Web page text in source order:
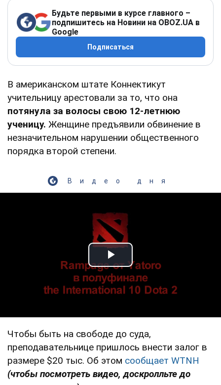
Будьте первыми в курсе главного –
подпишитесь на Новини на OBOZ.UA в
Google
Подписаться
В американском штате Коннектикут
учительницу арестовали за то, что она
потянула за волосы свою 12-летнюю
ученицу. Женщине предъявили обвинение в
незначительном нарушении общественного
порядка второй степени.
Видео дня
Play Video
Чтобы быть на свободе до суда,
преподавательнице пришлось внести залог в
размере $20 тыс. Об этом сообщает WTNH
(чтобы посмотреть видео, доскролльте до